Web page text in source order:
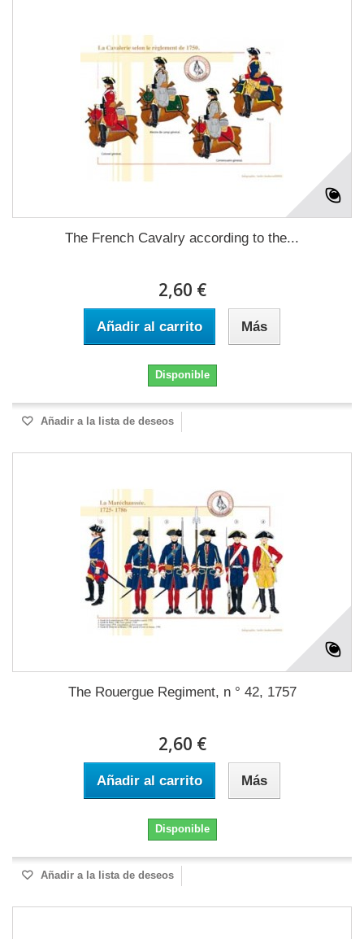
The French Cavalry according to the...
2,60 €
Añadir al carrito Más
Disponible
Añadir a la lista de deseos
The Rouergue Regiment, n ° 42, 1757
2,60 €
Añadir al carrito Más
Disponible
Añadir a la lista de deseos